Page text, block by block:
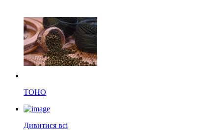
TOHO
Дивитися всі